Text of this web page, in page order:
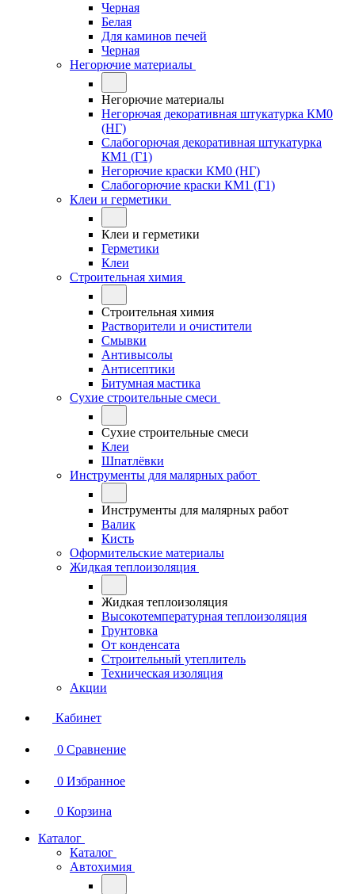
Черная
Белая
Для каминов печей
Черная
Негорючие материалы
Негорючие материалы
Негорючая декоративная штукатурка КМ0
(НГ)
Слабогорючая декоративная штукатурка
КМ1 (Г1)
Негорючие краски КМ0 (НГ)
Слабогорючие краски КМ1 (Г1)
Клеи и герметики
Клеи и герметики
Герметики
Клеи
Строительная химия
Строительная химия
Растворители и очистители
Смывки
Антивысолы
Антисептики
Битумная мастика
Сухие строительные смеси
Сухие строительные смеси
Клеи
Шпатлёвки
Инструменты для малярных работ
Инструменты для малярных работ
Валик
Кисть
Оформительские материалы
Жидкая теплоизоляция
Жидкая теплоизоляция
Высокотемпературная теплоизоляция
Грунтовка
От конденсата
Строительный утеплитель
Техническая изоляция
Акции
Кабинет
0 Сравнение
0 Избранное
0 Корзина
Каталог
Каталог
Автохимия